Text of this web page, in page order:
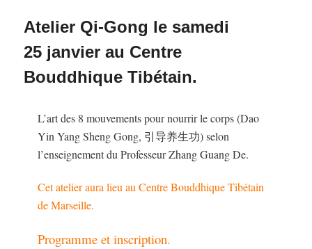
Atelier Qi-Gong le samedi
25 janvier au Centre
Bouddhique Tibétain.
L’art des 8 mouvements pour nourrir le corps (Dao
Yin Yang Sheng Gong, 引导养生功) selon
l’enseignement du Professeur Zhang Guang De.
Cet atelier aura lieu au Centre Bouddhique Tibétain
de Marseille.
Programme et inscription.